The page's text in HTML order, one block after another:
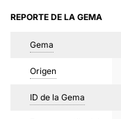
REPORTE DE LA GEMA
Gema
Origen
ID de la Gema